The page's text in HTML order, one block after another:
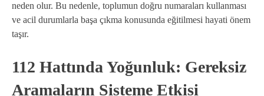
neden olur. Bu nedenle, toplumun doğru numaraları kullanması
ve acil durumlarla başa çıkma konusunda eğitilmesi hayati önem
taşır.
112 Hattında Yoğunluk: Gereksiz
Aramaların Sisteme Etkisi